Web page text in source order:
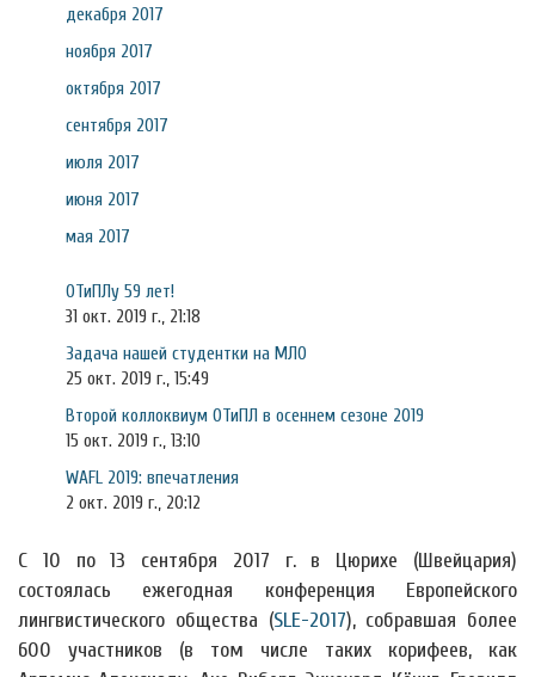
декабря 2017
ноября 2017
октября 2017
сентября 2017
июля 2017
июня 2017
мая 2017
ОТиПЛу 59 лет!
31 окт. 2019 г., 21:18
Задача нашей студентки на МЛО
25 окт. 2019 г., 15:49
Второй коллоквиум ОТиПЛ в осеннем сезоне 2019
15 окт. 2019 г., 13:10
WAFL 2019: впечатления
2 окт. 2019 г., 20:12
С 10 по 13 сентября 2017 г. в Цюрихе (Швейцария)
состоялась ежегодная конференция Европейского
лингвистического общества (SLE-2017), собравшая более
600 участников (в том числе таких корифеев, как